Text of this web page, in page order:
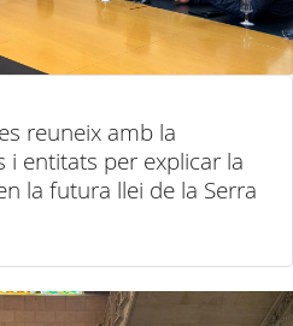
reuneix amb la
i entitats per explicar la
la futura llei de la Serra